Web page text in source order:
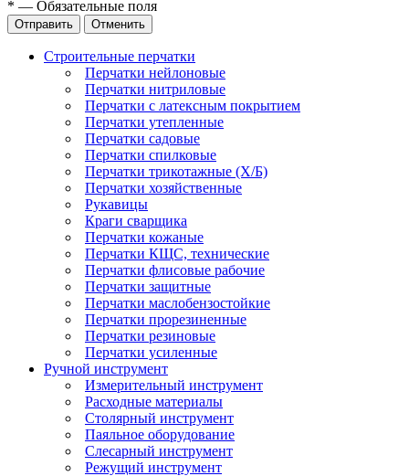
* — Обязательные поля
Отправить Отменить
Строительные перчатки
Перчатки нейлоновые
Перчатки нитриловые
Перчатки с латексным покрытием
Перчатки утепленные
Перчатки садовые
Перчатки спилковые
Перчатки трикотажные (Х/Б)
Перчатки хозяйственные
Рукавицы
Краги сварщика
Перчатки кожаные
Перчатки КЩС, технические
Перчатки флисовые рабочие
Перчатки защитные
Перчатки маслобензостойкие
Перчатки прорезиненные
Перчатки резиновые
Перчатки усиленные
Ручной инструмент
Измерительный инструмент
Расходные материалы
Столярный инструмент
Паяльное оборудование
Слесарный инструмент
Режущий инструмент